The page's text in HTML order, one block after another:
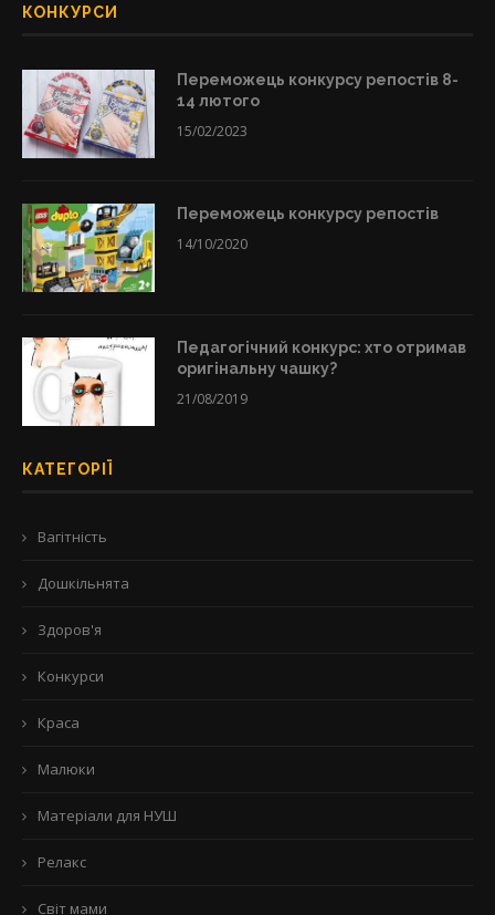
КОНКУРСИ
Переможець конкурсу репостів 8-
14 лютого
15/02/2023
Переможець конкурсу репостів
14/10/2020
Педагогічний конкурс: хто отримав
оригінальну чашку?
21/08/2019
КАТЕГОРІЇ
Вагітність
Дошкільнята
Здоров'я
Конкурси
Краса
Малюки
Матеріали для НУШ
Релакс
Світ мами